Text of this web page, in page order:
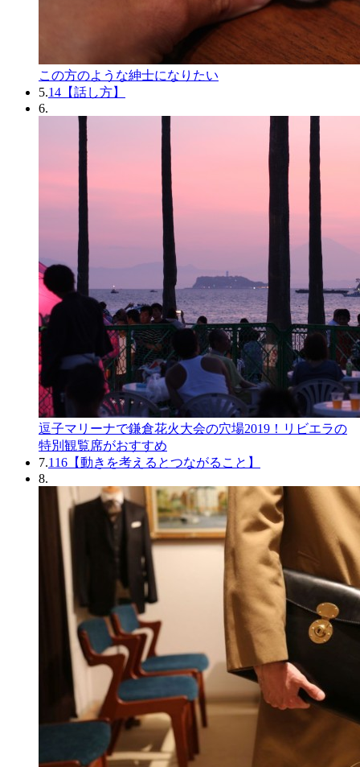
この方のような紳士になりたい
5.14【話し方】
6.
逗子マリーナで鎌倉花火大会の穴場2019！リビエラの
特別観覧席がおすすめ
7.116【動きを考えるとつながること】
8.